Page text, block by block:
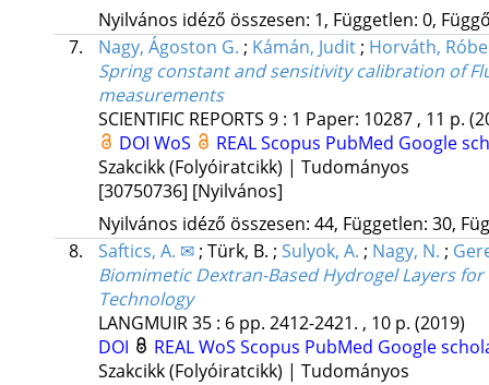
Nyilvános idéző összesen: 1, Független: 0,
7.
Nagy, Ágoston G. ; Kámán, Judit ; Horváth,
Spring constant and sensitivity calibration of
measurements
SCIENTIFIC REPORTS 9: 1 Paper: 10287 , 11 p.
DOI WoS REALScopus PubMed Google
Szakcikk (Folyóiratcikk) | Tudományos
[30750736] [Nyilvános]
Nyilvános idéző összesen: 44, Független: 30,
8.
Saftics, A. ✉ ; Türk, B. ; Sulyok, A. ; Nagy, N. ;
Biomimetic Dextran-Based Hydrogel Layers
Technology
LANGMUIR35: 6 pp. 2412-2421. , 10 p. (2019)
DOI
REALWoS Scopus PubMed Google
Szakcikk (Folyóiratcikk) | Tudományos